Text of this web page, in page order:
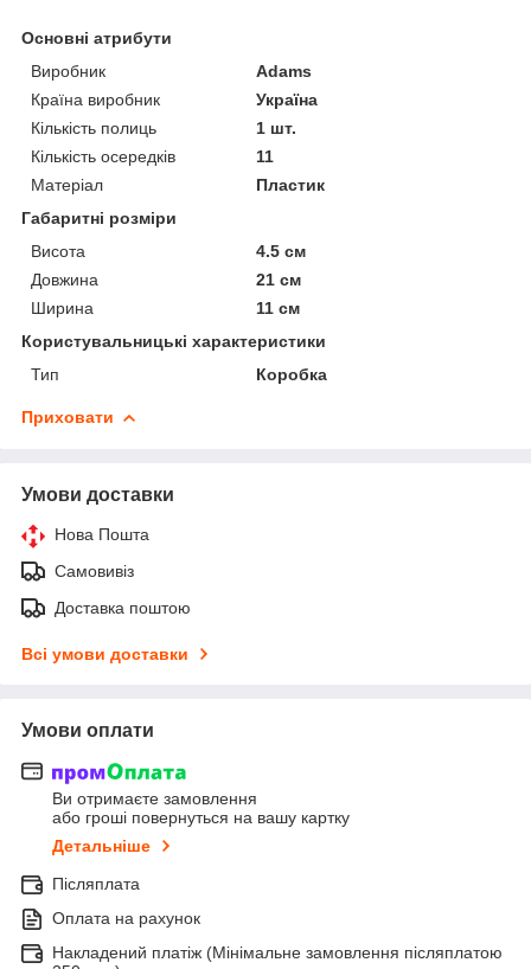
Основні атрибути
Виробник
Adams
Країна виробник
Україна
Кількість полиць
1 шт.
Кількість осередків
11
Матеріал
Пластик
Габаритні розміри
Висота
4.5 см
Довжина
21 см
Ширина
11 см
Користувальницькі характеристики
Тип
Коробка
Приховати
Умови доставки
Нова Пошта
Самовивіз
Доставка поштою
Всі умови доставки
Умови оплати
Ви отримаєте замовлення
або гроші повернуться на вашу картку
Детальніше
Післяплата
Оплата на рахунок
Накладений платіж (Мінімальне замовлення післяплатою